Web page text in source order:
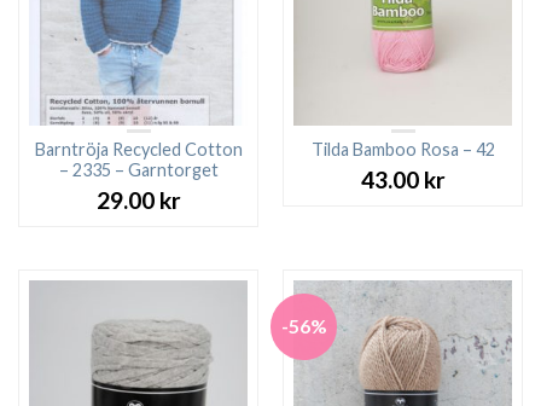
Barntröja Recycled Cotton
– 2335 – Garntorget
29.00 kr
Tilda Bamboo Rosa – 42
43.00 kr
-56%